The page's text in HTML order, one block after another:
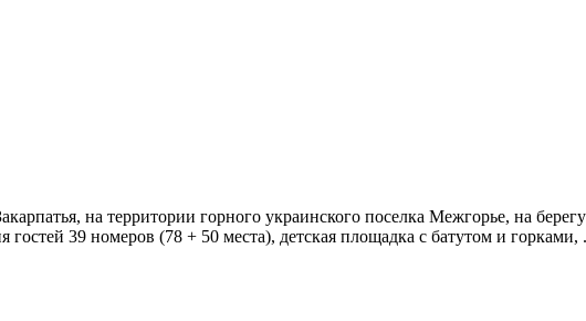
на территории горного украинского поселка Межгорье, на
39 номеров (78 + 50 места), детская площадка с батутом и горками,